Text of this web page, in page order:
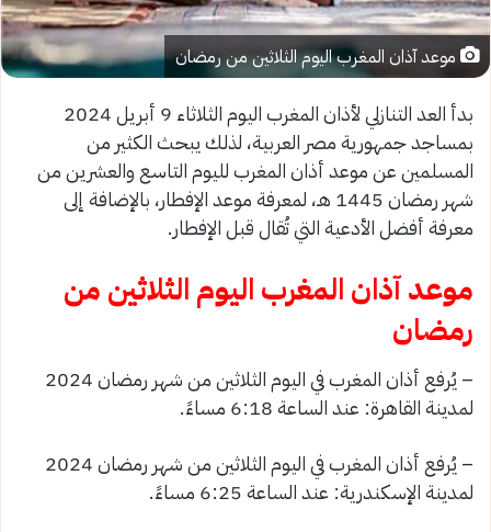
موعد آذان المغرب اليوم الثلاثين من رمضان
بدأ العد التنازلي لأذان المغرب اليوم الثلاثاء 9 أبريل 2024
بمساجد جمهورية مصر العربية، لذلك يبحث الكثير من
المسلمين عن موعد أذان المغرب لليوم التاسع والعشرين من
شهر رمضان 1445 هـ، لمعرفة موعد الإفطار، بالإضافة إلى
معرفة أفضل الأدعية التي تُقال قبل الإفطار.
موعد آذان المغرب اليوم الثلاثين من
رمضان
– يُرفع أذان المغرب في اليوم الثلاثين من شهر رمضان 2024
لمدينة القاهرة: عند الساعة 6:18 مساءً.
– يُرفع أذان المغرب في اليوم الثلاثين من شهر رمضان 2024
لمدينة الإسكندرية: عند الساعة 6:25 مساءً.